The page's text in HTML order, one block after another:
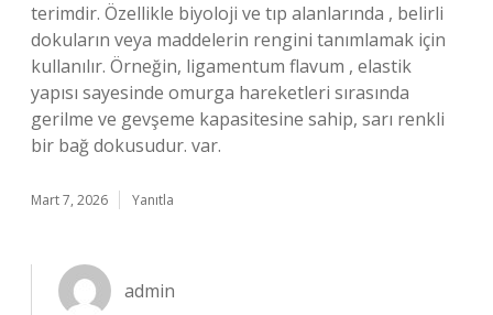
terimdir. Özellikle biyoloji ve tıp alanlarında , belirli
dokuların veya maddelerin rengini tanımlamak için
kullanılır. Örneğin, ligamentum flavum , elastik
yapısı sayesinde omurga hareketleri sırasında
gerilme ve gevşeme kapasitesine sahip, sarı renkli
bir bağ dokusudur. var.
Mart 7, 2026 Yanıtla
admin